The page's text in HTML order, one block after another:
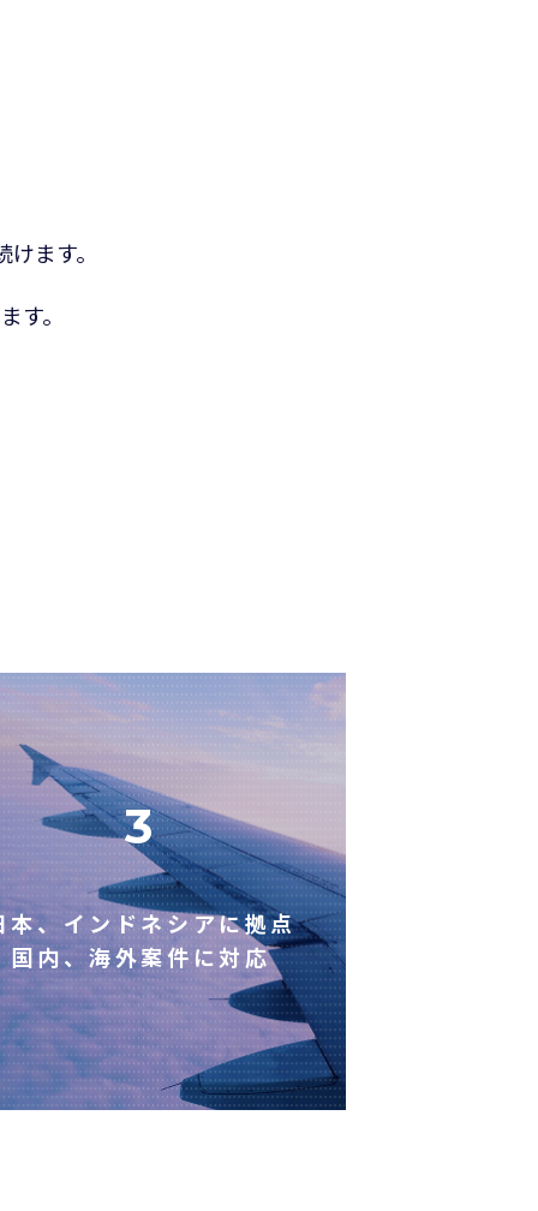
ます。
す。
3
本、インドネシアに拠点
国内、海外案件に対応